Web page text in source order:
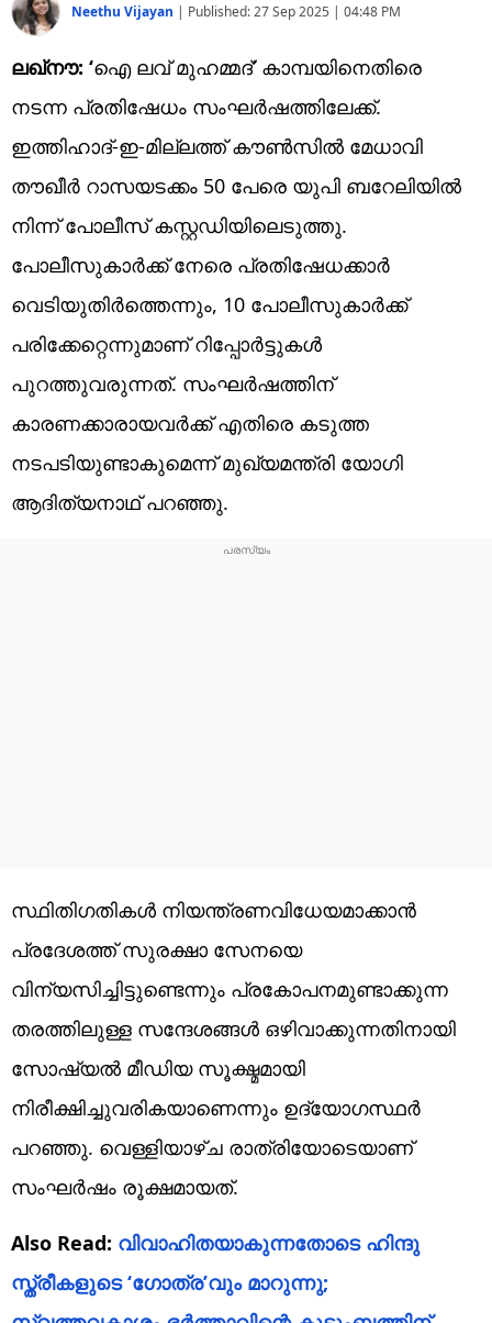
Neethu Vijayan | Published:27 Sep 2025 | 04:48 PM
ലഖ്നൗ: ‘ഐ ലവ് മുഹമ്മദ്’ കാമ്പയിനെതിരെ
നടന്ന പ്രതിഷേധം സംഘർഷത്തിലേക്ക്.
ഇത്തിഹാദ്-ഇ-മില്ലത്ത് കൗൺസിൽ മേധാവി
തൗഖീർ റാസയടക്കം 50 പേരെ യുപി ബറേലിയിൽ
നിന്ന് പോലീസ് കസ്റ്റഡിയിലെടുത്തു.
പോലീസുകാർക്ക് നേരെ പ്രതിഷേധക്കാർ
വെടിയുതിർത്തെന്നും, 10 പോലീസുകാർക്ക്
പരിക്കേറ്റെന്നുമാണ് റിപ്പോർട്ടുകൾ
പുറത്തുവരുന്നത്. സംഘർഷത്തിന്
കാരണക്കാരായവർക്ക് എതിരെ കടുത്ത
നടപടിയുണ്ടാകുമെന്ന് മുഖ്യമന്ത്രി യോ​ഗി
ആദിത്യനാഥ് പറഞ്ഞു.
സ്ഥിതിഗതികൾ നിയന്ത്രണവിധേയമാക്കാൻ
പ്രദേശത്ത് സുരക്ഷാ സേനയെ
വിന്യസിച്ചിട്ടുണ്ടെന്നും പ്രകോപനമുണ്ടാക്കുന്ന
തരത്തിലുള്ള സന്ദേശങ്ങൾ ഒഴിവാക്കുന്നതിനായി
സോഷ്യൽ മീഡിയ സൂക്ഷ്മമായി
നിരീക്ഷിച്ചുവരികയാണെന്നും ഉദ്യോഗസ്ഥർ
പറഞ്ഞു. വെള്ളിയാഴ്ച രാത്രിയോടെയാണ്
സംഘർഷം രൂക്ഷമായത്.
Also Read: വിവാഹിതയാകുന്നതോടെ ഹിന്ദു
സ്ത്രീകളുടെ ‘ഗോത്ര’വും മാറുന്നു;